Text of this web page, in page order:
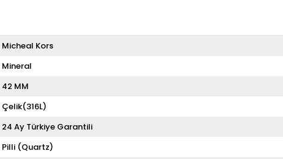
Micheal Kors
Mineral
42 MM
Çelik(316L)
24 Ay Türkiye Garantili
Pilli (Quartz)